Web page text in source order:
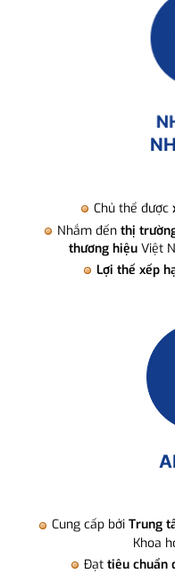
Chủ thể được
Nhắm đến thị
thương hiệuViệt
Lợi thế xếp
Cung cấp bởi Trung
Khoa
Đạt tiêu chuẩn